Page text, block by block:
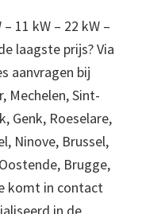
11 kW – 22 kW –
laagste prijs? Via
aanvragen bij
Mechelen, Sint-
Genk, Roeselare,
Ninove, Brussel,
Brugge,
komt in contact